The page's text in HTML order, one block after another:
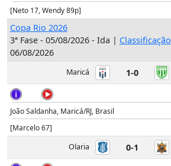
[Neto 17, Wendy 89p]
Copa Rio 2026
3ª Fase - 05/08/2026 - Ida | Classificação
06/08/2026
Maricá 1-0
João Saldanha, Maricá/RJ, Brasil
[Marcelo 67]
Olaria
0-1